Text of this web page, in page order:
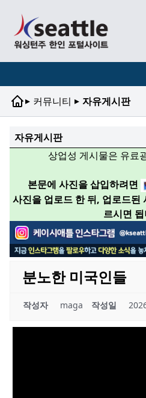
▸ 커뮤니티 ▸ 자유게시판
자유게시판
상업성 게시물은 유료
본문에 사진을 삽입하려면
사진을 업로드 한 뒤, 업로드된
르시면
분노한 미국인들
작성자 maga 작성일